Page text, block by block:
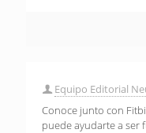
Equipo Editorial
Conoce junto con
puede ayudarte a ser